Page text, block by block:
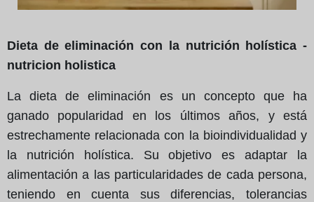
Dieta de eliminación con la nutrición holística -
nutricion holistica
La dieta de eliminación es un concepto que ha
ganado popularidad en los últimos años, y está
estrechamente relacionada con la bioindividualidad y
la nutrición holística. Su objetivo es adaptar la
alimentación a las particularidades de cada persona,
teniendo en cuenta sus diferencias, tolerancias